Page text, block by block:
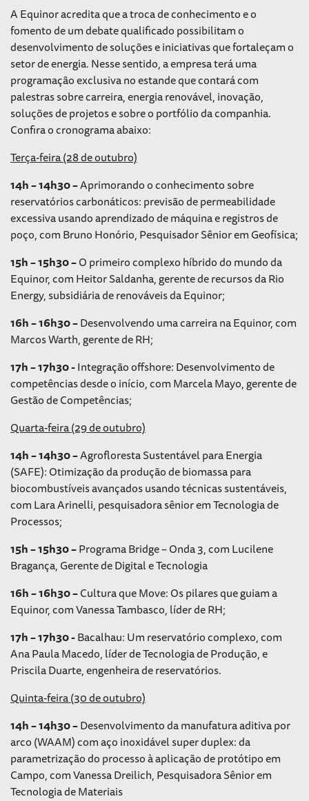
A Equinor acredita que a troca de conhecimento e o
fomento de um debate qualificado possibilitam o
desenvolvimento de soluções e iniciativas que fortaleçam o
setor de energia. Nesse sentido, a empresa terá uma
programação exclusiva no estande que contará com
palestras sobre carreira, energia renovável, inovação,
soluções de projetos e sobre o portfólio da companhia.
Confira o cronograma abaixo:
Terça-feira (28 de outubro)
14h – 14h30 –Aprimorando o conhecimento sobre
reservatórios carbonáticos: previsão de permeabilidade
excessiva usando aprendizado de máquina e registros de
poço, com Bruno Honório, Pesquisador Sênior em Geofísica;
15h – 15h30 –O primeiro complexo híbrido do mundo da
Equinor, com Heitor Saldanha, gerente de recursos da Rio
Energy, subsidiária de renováveis da Equinor;
16h – 16h30 –Desenvolvendo uma carreira na Equinor, com
Marcos Warth, gerente de RH;
17h – 17h30 -Integração offshore: Desenvolvimento de
competências desde o início, com Marcela Mayo, gerente de
Gestão de Competências;
Quarta-feira (29 de outubro)
14h – 14h30 –Agrofloresta Sustentável para Energia
(SAFE): Otimização da produção de biomassa para
biocombustíveis avançados usando técnicas sustentáveis,
com Lara Arinelli, pesquisadora sênior em Tecnologia de
Processos;
15h – 15h30 –Programa Bridge – Onda 3, com Lucilene
Bragança, Gerente de Digital e Tecnologia
16h – 16h30 –Cultura que Move: Os pilares que guiam a
Equinor, com Vanessa Tambasco, líder de RH;
17h – 17h30 -Bacalhau: Um reservatório complexo, com
Ana Paula Macedo, líder de Tecnologia de Produção, e
Priscila Duarte, engenheira de reservatórios.
Quinta-feira (30 de outubro)
14h – 14h30 –Desenvolvimento da manufatura aditiva por
arco (WAAM) com aço inoxidável super duplex: da
parametrização do processo à aplicação de protótipo em
Campo, com Vanessa Dreilich, Pesquisadora Sênior em
Tecnologia de Materiais